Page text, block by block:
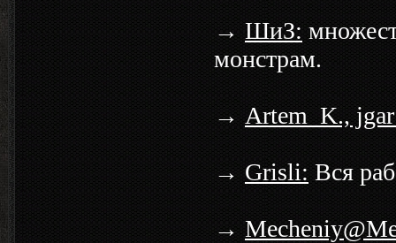
→ ШиЗ:
монстрам.
→ Artem_K.,
→ Grisli: Вся
→